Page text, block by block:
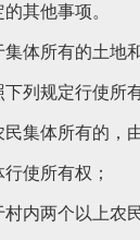
其他事项。
所有的土地和
列规定行使所
体所有的，
使所有权；
两个以上农